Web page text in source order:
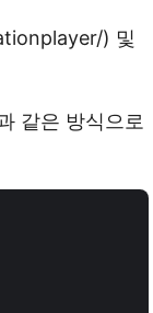
) 및
같은 방식으로